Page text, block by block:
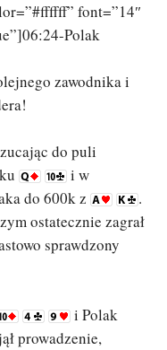
font=”14″
Polak
zawodnika i
do puli
i w
do 600k z
.
ostatecznie zagrał
sprawdzony
i Polak
prowadzenie,